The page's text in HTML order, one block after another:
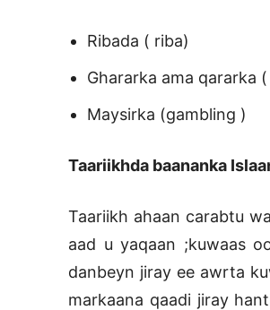
Ribada ( riba)
Ghararka ama qararka
Maysirka (gambling )
Taariikhda baananka
Taariikh ahaan carabtu
aad u yaqaan ;kuwaas
danbeyn jiray ee awrta
markaana qaadi jiray